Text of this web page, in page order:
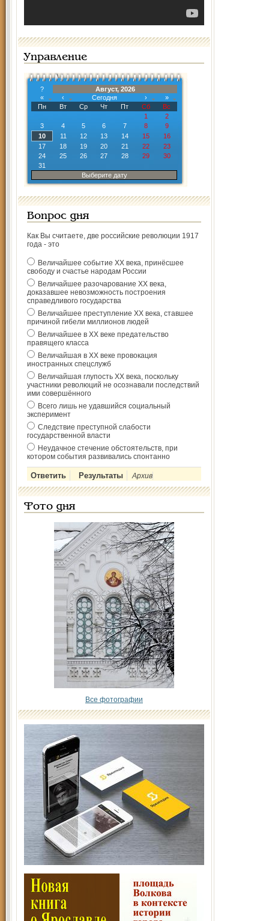
Управление
?
Август, 2026
«
‹ Сегодня ›
»
Пн
Вт Ср Чт Пт Сб
Вс
1
2
3
4 5 6 7 8
9
10
11 12 13 14 15
16
17
18 19 20 21 22
23
24
25 26 27 28 29
30
31
Выберите дату
Вопрос дня
Как Вы считаете, две российские революции 1917
года - это
Величайшее событие ХХ века, принёсшее
свободу и счастье народам России
Величайшее разочарование ХХ века,
доказавшее невозможность построения
справедливого государства
Величайшее преступление ХХ века, ставшее
причиной гибели миллионов людей
Величайшее в ХХ веке предательство
правящего класса
Величайшая в ХХ веке провокация
иностранных спецслужб
Величайшая глупость ХХ века, поскольку
участники революций не осознавали последствий
ими совершённого
Всего лишь не удавшийся социальный
эксперимент
Следствие преступной слабости
государственной власти
Неудачное стечение обстоятельств, при
котором события развивались спонтанно
Архив
Фото дня
Все фотографии